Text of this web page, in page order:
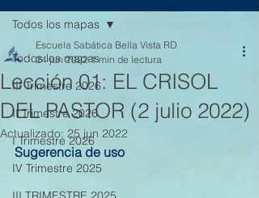
Todos los mapas
III Trimestre 2026
II Trimestre 2026
I Trimestre 2026
IV Trimestre 2025
Todos los mapas
Lección 01: EL CRISOL
DEL PASTOR (2 julio 2022)
Escuela Sabática Bella Vista RD
24 jun 2022 1 min de lectura
Actualizado: 25 jun 2022
Sugerencia de uso